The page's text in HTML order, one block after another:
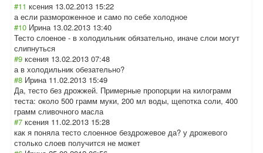
#11 ксения 13.02.2013 15:22
а если размороженное и само по себе холодное
#10 Ирина 13.02.2013 13:40
Тесто слоеное - в холодильник обязательно, иначе слои могут
слипнуться
#9 ксения 13.02.2013 07:48
а в холодильник обезательно?
#8 Ирина 11.02.2013 15:49
Да, тесто без дрожжей. Примерные пропорции на килограмм
теста: около 500 грамм муки, 200 мл воды, щепотка соли, 400
грамм сливочного масла
#7 ксения 11.02.2013 15:28
как я поняла тесто слоенное бездрожевое да? у дрожевого
столько слоев получится не может